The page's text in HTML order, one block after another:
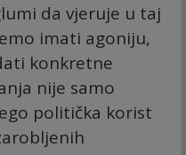
da vjeruje u taj
imati agoniju,
konkretne
nije samo
politička korist